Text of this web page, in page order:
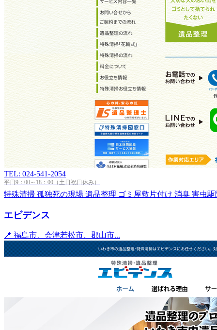
TEL: 024-541-2054
平日9：00～18：00（土日祝日休み）
特殊清掃 孤独死の現場 遺品整理 ゴミ屋敷片付け 消臭 害虫駆
エビデンス
📍 福島市、会津若松市、郡山市...